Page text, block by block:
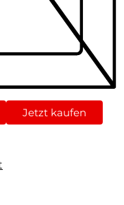
Jetzt kaufen